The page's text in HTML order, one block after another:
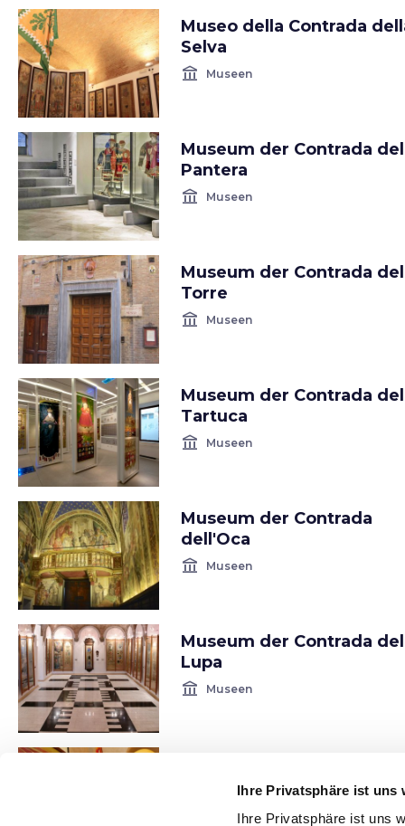
Ihre Privatsphäre ist uns
Ihre Privatsphäre ist uns
Museo della Contrada
Selva
account_balance Museen
Museum der Contrada
Pantera
account_balance Museen
Museum der Contrada
Torre
account_balance Museen
Museum der Contrada
Tartuca
account_balance Museen
Museum der Contrada
dell'Oca
account_balance Museen
Museum der Contrada
Lupa
account_balance Museen
Chiocciola
Museen